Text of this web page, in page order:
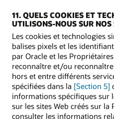
11. QUELS COOKIES ET
UTILISONS-NOUS SUR NOS
Les cookies et technologies
balises pixels et les
par Oracle et les
reconnaître et/ou
hors et entre différents
spécifiées dans la [Section 5]
informations spécifiques sur
sur les sites Web créés sur
consulter les informations